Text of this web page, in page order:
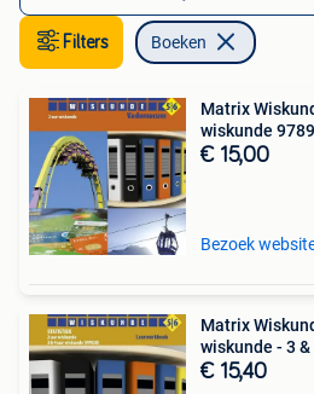
Filters Boeken
Matrix
wiskunde
€ 15,00
Bezoek
Matrix
wiskunde - 3 &
€ 15,40